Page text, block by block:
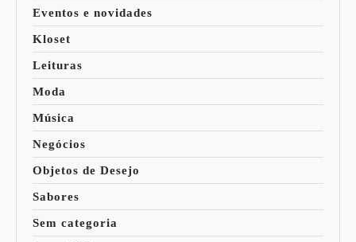
Eventos e novidades
Kloset
Leituras
Moda
Música
Negócios
Objetos de Desejo
Sabores
Sem categoria